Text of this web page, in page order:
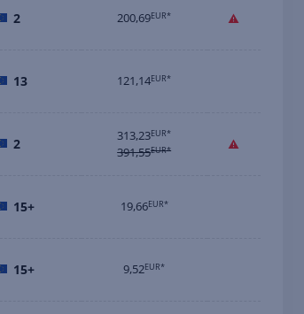
2 200,69EUR*
13 121,14EUR*
2 313,23EUR*
391,55EUR*
15+ 19,66EUR*
15+ 9,52EUR*